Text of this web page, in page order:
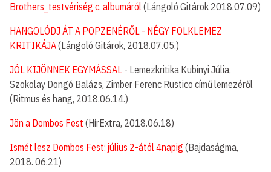
Brothers_testvériség c. albumáról(Lángoló Gitárok 2018.07.09)
HANGOLÓDJ ÁT A POPZENÉRŐL - NÉGY FOLKLEMEZ
KRITIKÁJA(Lángoló Gitárok, 2018.07.05.)
JÓL KIJÖNNEK EGYMÁSSAL - Lemezkritika Kubinyi Júlia,
Szokolay Dongó Balázs, Zimber Ferenc Rustico című lemezéről
(Ritmus és hang, 2018.06.14.)
Jön a Dombos Fest (HírExtra, 2018.06.18)
Ismét lesz Dombos Fest: július 2-ától 4napig (Bajdaságma,
2018. 06.21)